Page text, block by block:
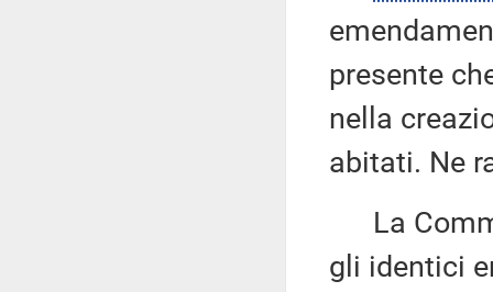
presente
nella
abitati. Ne
La
gli identici